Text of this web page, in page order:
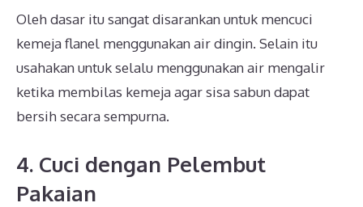
Oleh dasar itu sangat disarankan untuk mencuci
kemeja flanel menggunakan air dingin. Selain itu
usahakan untuk selalu menggunakan air mengalir
ketika membilas kemeja agar sisa sabun dapat
bersih secara sempurna.
4. Cuci dengan Pelembut
Pakaian